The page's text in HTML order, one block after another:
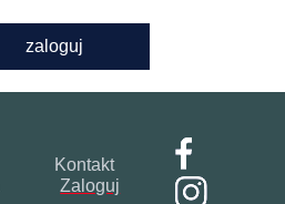
zaloguj
Kontakt
Zaloguj